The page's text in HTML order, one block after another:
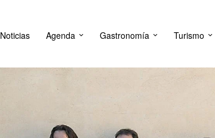
Noticias Agenda Gastronomía Turismo